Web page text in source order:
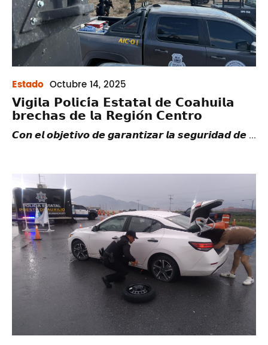
Estado Octubre 14, 2025
𝗩𝗶𝗴𝗶𝗹𝗮 𝗣𝗼𝗹𝗶𝗰𝗶́𝗮 𝗘𝘀𝘁𝗮𝘁𝗮𝗹 𝗱𝗲 𝗖𝗼𝗮𝗵𝘂𝗶𝗹𝗮
𝗯𝗿𝗲𝗰𝗵𝗮𝘀 𝗱𝗲 𝗹𝗮 𝗥𝗲𝗴𝗶𝗼́𝗻 𝗖𝗲𝗻𝘁𝗿𝗼
𝘾𝙤𝙣 𝙚𝙡 𝙤𝙗𝙟𝙚𝙩𝙞𝙫𝙤 𝙙𝙚 𝙜𝙖𝙧𝙖𝙣𝙩𝙞𝙯𝙖𝙧 𝙡𝙖 𝙨𝙚𝙜𝙪𝙧𝙞𝙙𝙖𝙙 𝙙𝙚 ...